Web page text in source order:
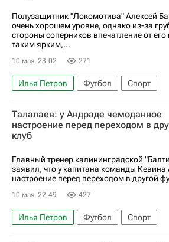
Полузащитник "Локомотива" Алексей
очень хорошем уровне, однако из-за
стороны соперников впечатление от
таким ярким,...
10 мая, 23:02 271
Илья Петров Футбол
Спорт
Михаил Галактионов
Алексей
Антон Митрюшкин
Балтика
РПЛ 2026-2027 (Чемпионат России по
Локомотив (Москва)
Талалаев: у Андраде чемоданное
настроение перед переходом в
клуб
Главный тренер калининградской
заявил, что у капитана команды
настроение перед переходом в другой
10 мая, 22:49 427
Илья Петров Футбол
Спорт
Андрей Талалаев
Кевин Андраде